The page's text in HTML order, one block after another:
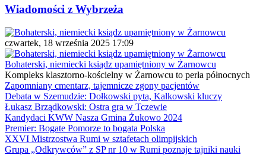
Wiadomości z Wybrzeża
czwartek, 18 września 2025 17:09
Bohaterski, niemiecki ksiądz upamiętniony w Żarnowcu
Kompleks klasztorno-kościelny w Żarnowcu to perła północnych
Zapomniany cmentarz, tajemnicze zgony pacjentów
Debata w Szemudzie: Dołkowski pyta, Kalkowski kluczy
Łukasz Brządkowski: Ostra gra w Tczewie
Kandydaci KWW Nasza Gmina Żukowo 2024
Premier: Bogate Pomorze to bogata Polska
XXVI Mistrzostwa Rumi w sztafetach olimpijskich
Grupa „Odkrywców” z SP nr 10 w Rumi poznaje tajniki nauki